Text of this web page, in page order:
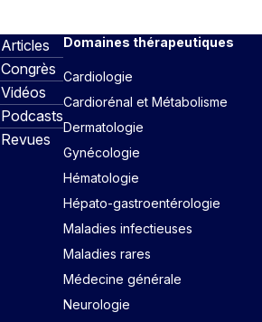
Articles
Congrès
Vidéos
Podcasts
Revues
Domaines thérapeutiques
Cardiologie
Cardiorénal et Métabolisme
Dermatologie
Gynécologie
Hématologie
Hépato-gastroentérologie
Maladies infectieuses
Maladies rares
Médecine générale
Neurologie